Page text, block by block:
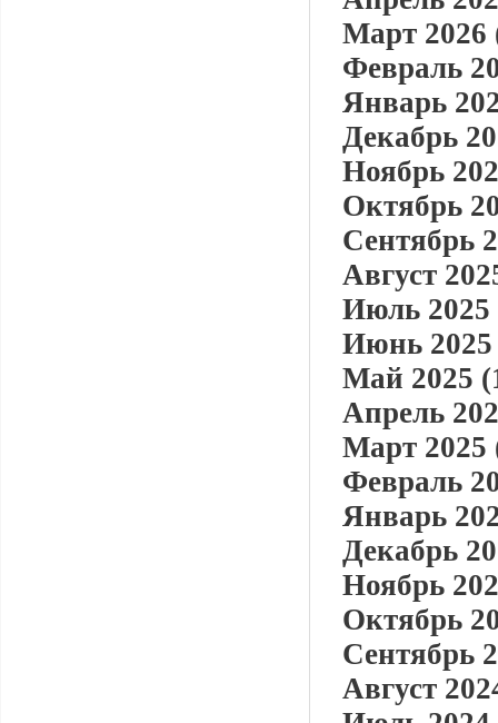
Март 2026
Февраль
Январь
Декабрь
Ноябрь
Октябрь
Сентябрь
Август
Июль 2025
Июнь 2025
Май 2025
Апрель
Март 2025
Февраль
Январь
Декабрь
Ноябрь
Октябрь
Сентябрь
Август